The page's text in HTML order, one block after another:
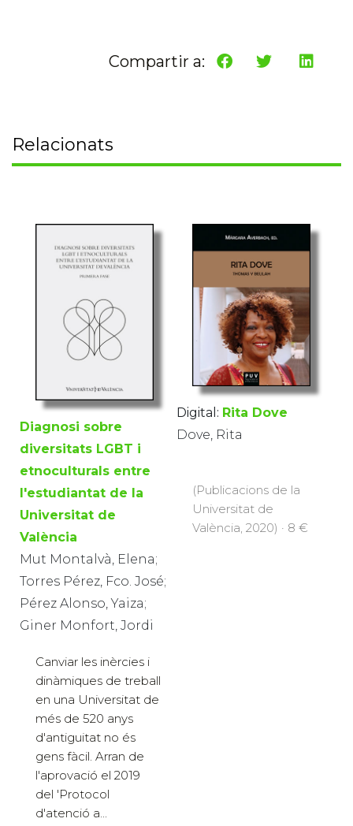
Compartir a:
Relacionats
Diagnosi sobre
diversitats LGBT i
etnoculturals entre
l'estudiantat de la
Universitat de
València
Mut Montalvà, Elena;
Torres Pérez, Fco. José;
Pérez Alonso, Yaiza;
Giner Monfort, Jordi
Canviar les inèrcies i
dinàmiques de treball
en una Universitat de
més de 520 anys
d'antiguitat no és
gens fàcil. Arran de
l'aprovació el 2019
del 'Protocol
d'atenció a...
Digital: Rita Dove
Dove, Rita
(Publicacions de la
Universitat de
València, 2020) · 8 €